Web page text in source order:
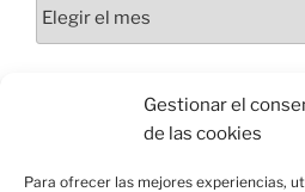
Gestionar el
de las cookies
Para ofrecer las mejores experiencias,
breves
INFORMACIÓN